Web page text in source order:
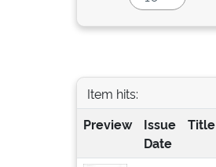
Item hits:
Preview
Issue
Date
Title